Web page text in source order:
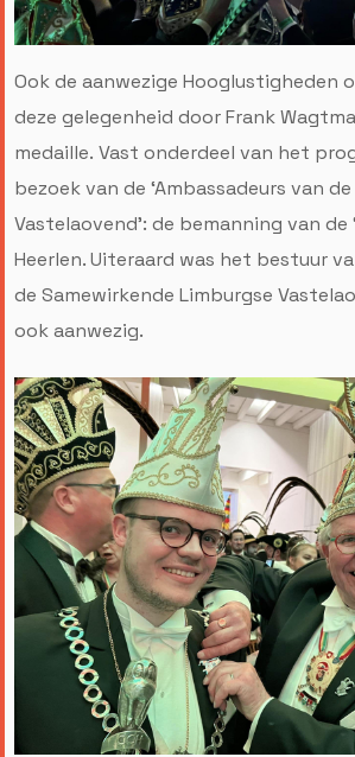
Ook de aanwezige Hooglustigheden
deze gelegenheid door Frank
medaille. Vast onderdeel van het
bezoek van de ‘Ambassadeurs van
Vastelaovend’: de bemanning van de
Heerlen. Uiteraard was het bestuur
de Samewirkende Limburgse
ook aanwezig.